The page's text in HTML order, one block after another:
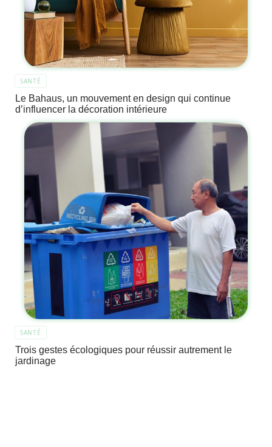
SANTÉ
Le Bahaus, un mouvement en design qui continue
d’influencer la décoration intérieure
SANTÉ
Trois gestes écologiques pour réussir autrement le
jardinage